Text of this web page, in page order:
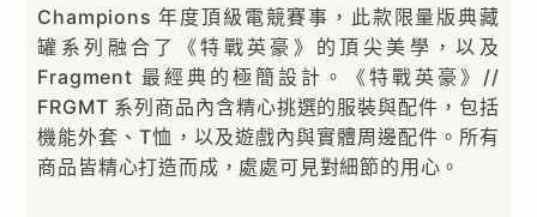
Champions 年度頂級電競賽事，此款限量版典藏
罐系列融合了《特戰英豪》的頂尖美學，以及
Fragment 最經典的極簡設計。《特戰英豪》//
FRGMT 系列商品內含精心挑選的服裝與配件，包括
機能外套、T恤，以及遊戲內與實體周邊配件。所有
商品皆精心打造而成，處處可見對細節的用心。